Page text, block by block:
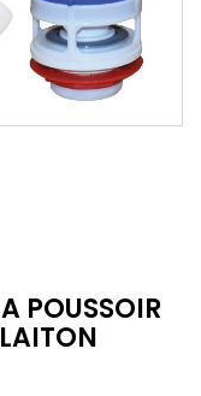
POUSSOIR